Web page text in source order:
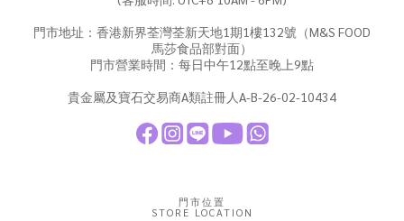
門市地址：香港新界荃灣荃新天地1期1樓132號（M&S FOOD
馬莎食品部對面）
門市營業時間：每日中午12點至晚上9點
貴金屬及寶石交易商A類註冊人A-B-26-02-10434
門市位置
STORE LOCATION